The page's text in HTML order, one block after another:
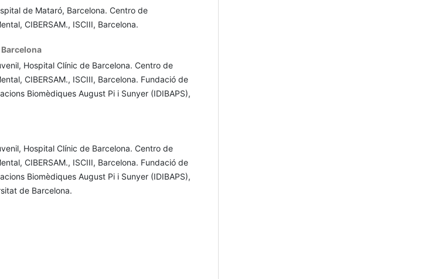
de Mataró, Barcelona. Centro de
CIBERSAM., ISCIII, Barcelona.
Hospital Clínic de Barcelona. Centro de
CIBERSAM., ISCIII, Barcelona. Fundació de
Biomèdiques August Pi i Sunyer (IDIBAPS),
Hospital Clínic de Barcelona. Centro de
CIBERSAM., ISCIII, Barcelona. Fundació de
Biomèdiques August Pi i Sunyer (IDIBAPS),
de Barcelona.